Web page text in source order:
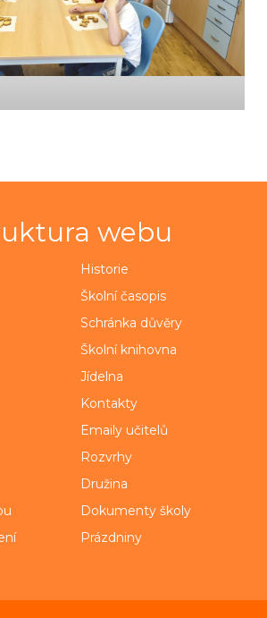
webu
Historie
Školní časopis
Schránka důvěry
Školní knihovna
Jídelna
Kontakty
Emaily učitelů
Rozvrhy
Družina
Dokumenty školy
Prázdniny